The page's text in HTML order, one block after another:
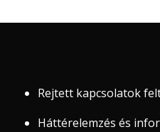
Rejtett kapcsolatok
Háttérelemzés és